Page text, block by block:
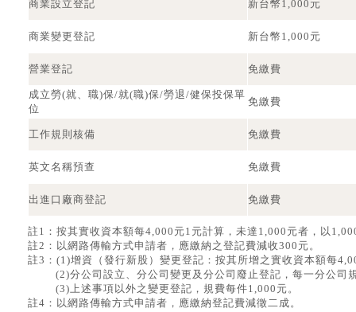
商業設立登記 新台幣1,000元
商業變更登記 新台幣1,000元
營業登記 免繳費
成立勞(就、職)保/就(職)保/勞退/健保投保單
位
免繳費
工作規則核備 免繳費
英文名稱預查 免繳費
出進口廠商登記 免繳費
註1：按其實收資本額每4,000元1元計算，未達1,000元者，以
註2：以網路傳輸方式申請者，應繳納之登記費減收300元。
註3： (1)增資（發行新股）變更登記：按其所增之實收資本額每
(2)分公司設立、分公司變更及分公司廢止登記，每一分公司
(3)上述事項以外之變更登記，規費每件1,000元。
註4：以網路傳輸方式申請者，應繳納登記費減徵二成。